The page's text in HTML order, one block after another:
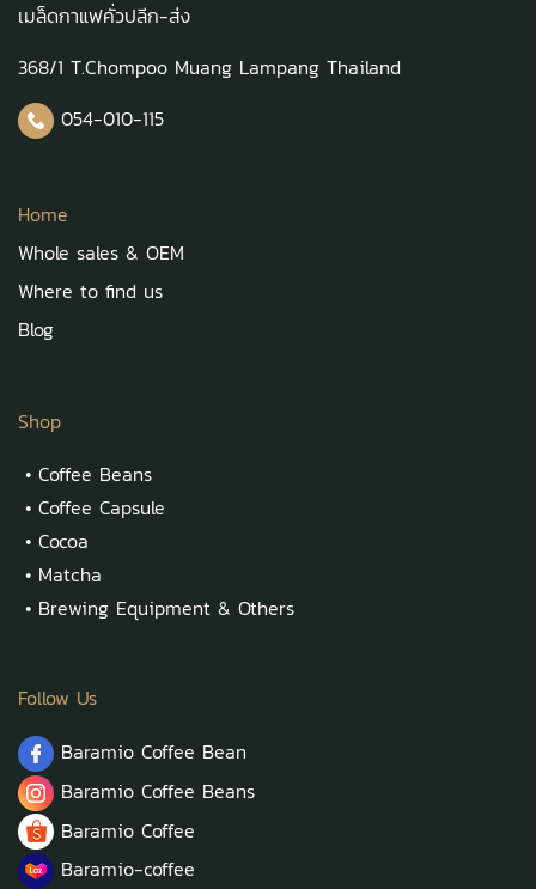
เมล็ดกาแฟคั่วปลีก-ส่ง
368/1 T.Chompoo Muang Lampang Thailand
054-010-115
Home
Whole sales & OEM
Where to find us
Blog
Shop
• Coffee Beans
• Coffee Capsule
• Cocoa
• Matcha
• Brewing Equipment & Others
Follow Us
Baramio Coffee Bean
Baramio Coffee Beans
Baramio Coffee
Baramio-coffee